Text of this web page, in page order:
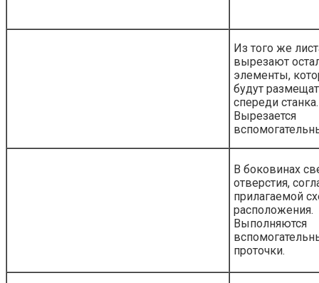
Из того же
вырезают
элементы,
будут
спереди станка.
Вырезается
В боковинах
отверстия,
прилагаемой
расположения.
Выполняются
проточки.